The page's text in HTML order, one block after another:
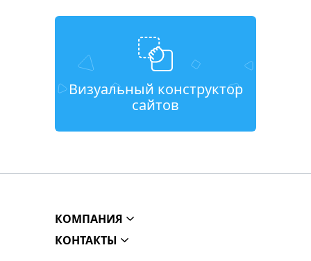
Визуальный конструктор
сайтов
КОМПАНИЯ
КОНТАКТЫ